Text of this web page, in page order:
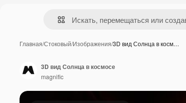
Главная/Стоковый/Изображения/3D вид Солнца в косм…
3D вид Солнца в космосе
magnific